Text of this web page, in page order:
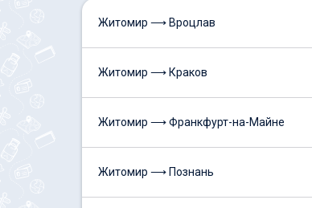
Житомир ⟶ Вроцлав
Житомир ⟶ Краков
Житомир ⟶ Франкфурт-на-Майне
Житомир ⟶ Познань